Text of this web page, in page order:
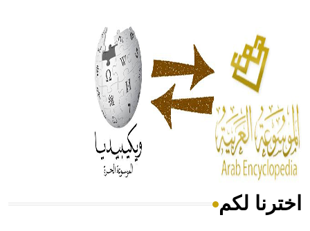
الحكم، الأدلة، تنظيم التغذية، ورسالته في جروح الرأس. ويعود
له الفضل بأنه حرر الطب من الدين والفلسفة.
- هل تعلم أن المرجان إفراز حيواني يتكون في البحر ويتركب
من مادة كربونات الكلسيوم، وهو أحمر أو شديد الحمرة وهو
أجود أنواعه، ويمتاز بكبر الحجم ويسمى الش
هل تعلم أن الأبسيد كلمة فرنسية اللفظ تم اعتمادها مصطلحاً
اخترنا لكم